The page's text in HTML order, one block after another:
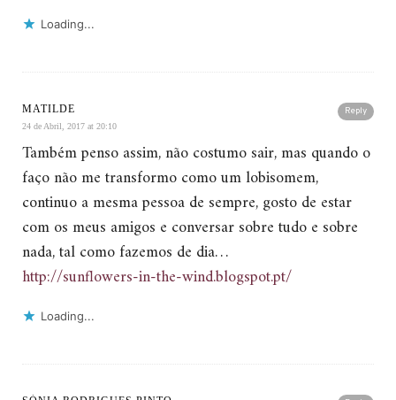
Loading...
Reply
MATILDE
24 de Abril, 2017 at 20:10
Também penso assim, não costumo sair, mas quando o
faço não me transformo como um lobisomem,
continuo a mesma pessoa de sempre, gosto de estar
com os meus amigos e conversar sobre tudo e sobre
nada, tal como fazemos de dia…
http://sunflowers-in-the-wind.blogspot.pt/
Loading...